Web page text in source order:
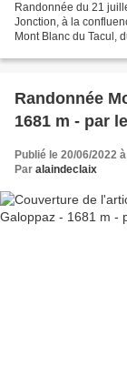
Randonnée du 21
Jonction, à la
Mont Blanc du Tacul,
Randonnée
1681 m - par
Publié le 20/06/2022
Par alaindeclaix